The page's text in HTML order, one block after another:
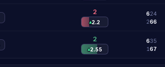
2
▴2.2
6
2
2
6
4
6
2
▴2.55
6
1
3
6
5
7